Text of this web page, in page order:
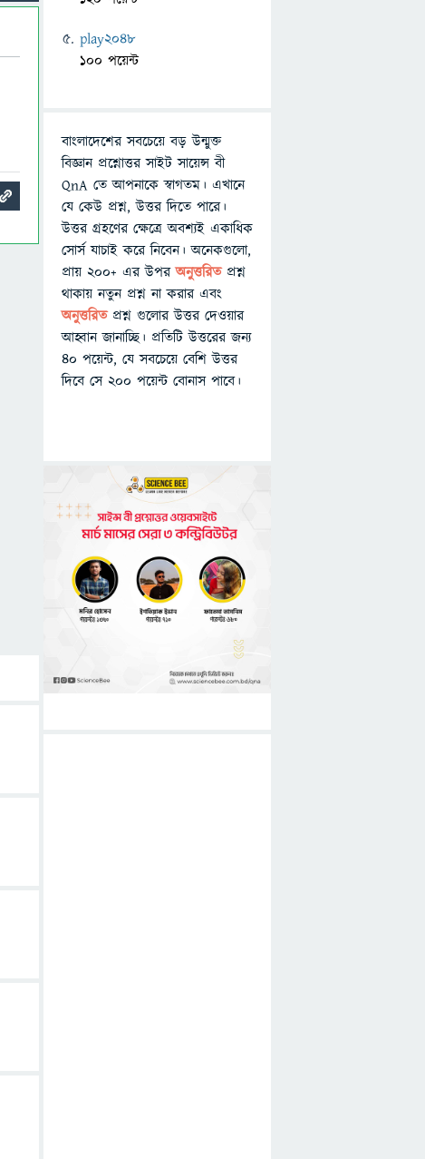
play2048
100 পয়েন্ট
বাংলাদেশের সবচেয়ে বড় উন্মুক্ত
বিজ্ঞান প্রশ্নোত্তর সাইট সায়েন্স বী
QnA তে আপনাকে স্বাগতম। এখানে
যে কেউ প্রশ্ন, উত্তর দিতে পারে।
উত্তর গ্রহণের ক্ষেত্রে অবশ্যই একাধিক
সোর্স যাচাই করে নিবেন। অনেকগুলো,
প্রায় ২০০+ এর উপরঅনুত্তরিতপ্রশ্ন
থাকায় নতুন প্রশ্ন না করার এবং
অনুত্তরিত প্রশ্ন গুলোর উত্তর দেওয়ার
আহ্বান জানাচ্ছি। প্রতিটি উত্তরের জন্য
৪০ পয়েন্ট, যে সবচেয়ে বেশি উত্তর
দিবে সে ২০০ পয়েন্ট বোনাস পাবে।